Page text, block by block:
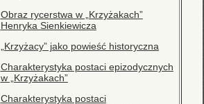
Obraz rycerstwa w „Krzyżakach”
Henryka Sienkiewicza
„Krzyżacy” jako powieść historyczna
Charakterystyka postaci epizodycznych
w „Krzyżakach”
Charakterystyka postaci